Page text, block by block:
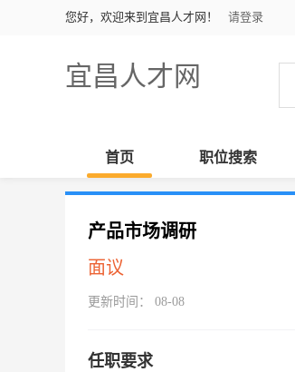
您好，欢迎来到宜昌人才网！ 请登录
宜昌人才网
首页 职位搜索
产品市场调研
面议
更新时间： 08-08
任职要求